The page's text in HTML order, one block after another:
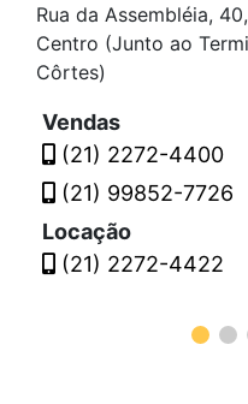
Rua da Assembléia,
Centro (Junto ao
Côrtes)
Vendas
(21) 2272-4400
(21) 99852-7726
Locação
(21) 2272-4422